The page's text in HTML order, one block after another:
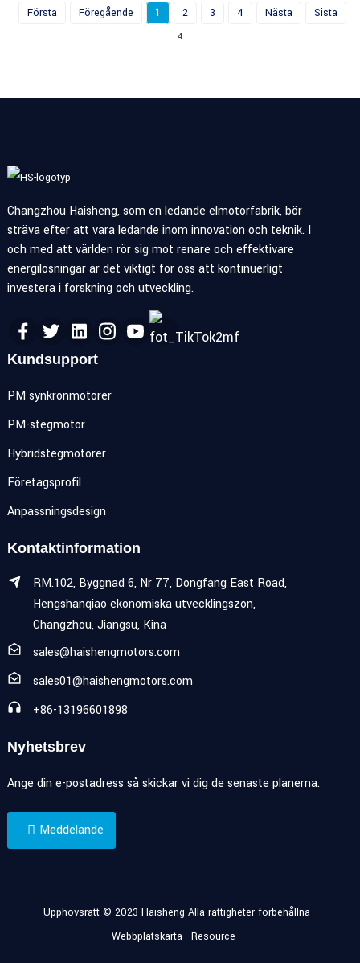
Första Föregående 1 2 3 4 Nästa Sista
4
Changzhou Haisheng, som en ledande elmotorfabrik, bör
sträva efter att vara ledande inom innovation och teknik. I
och med att världen rör sig mot renare och effektivare
energilösningar är det viktigt för oss att kontinuerligt
investera i forskning och utveckling.
Kundsupport
PM synkronmotorer
PM-stegmotor
Hybridstegmotorer
Företagsprofil
Anpassningsdesign
Kontaktinformation
RM.102, Byggnad 6, Nr 77, Dongfang East Road,
Hengshanqiao ekonomiska utvecklingszon,
Changzhou, Jiangsu, Kina
sales@haishengmotors.com
sales01@haishengmotors.com
+86-13196601898
Nyhetsbrev
Ange din e-postadress så skickar vi dig de senaste planerna.
Meddelande
Upphovsrätt © 2023 Haisheng Alla rättigheter förbehållna -
Webbplatskarta -Resource